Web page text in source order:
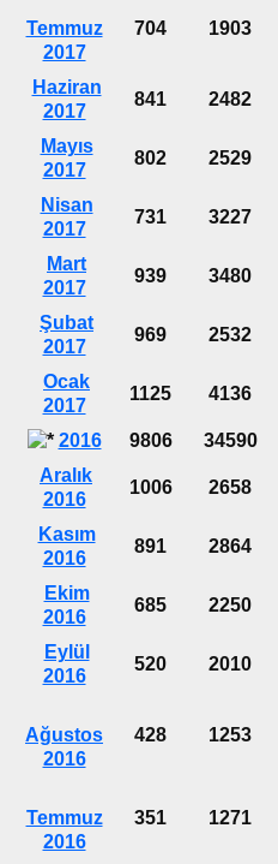
Temmuz
2017
704 1903
Haziran
2017
841 2482
Mayıs
2017
802 2529
Nisan
2017
731 3227
Mart
2017
939 3480
Şubat
2017
969 2532
Ocak
2017
1125 4136
2016 9806 34590
Aralık
2016
1006 2658
Kasım
2016
891 2864
Ekim
2016
685 2250
Eylül
2016
520 2010
Ağustos
2016
428 1253
Temmuz
2016
351 1271